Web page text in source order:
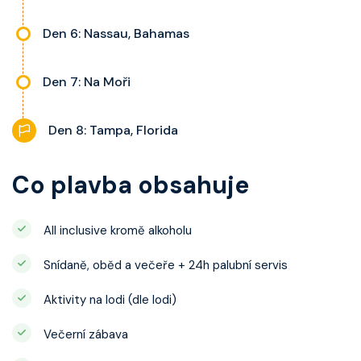
Den 6: Nassau, Bahamas
Den 7: Na Moři
Den 8: Tampa, Florida
Co plavba obsahuje
All inclusive kromě alkoholu
Snídaně, oběd a večeře + 24h palubní servis
Aktivity na lodi (dle lodi)
Večerní zábava